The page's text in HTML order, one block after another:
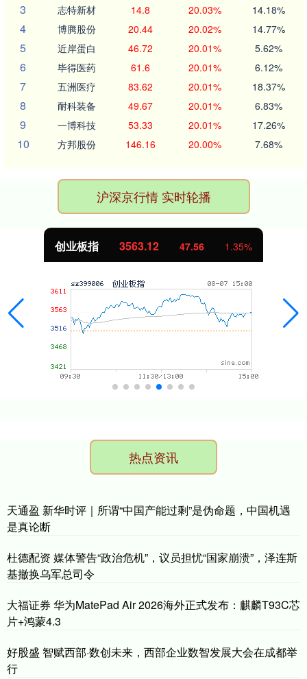
3 志特新材 14.8 20.03% 14.18%
4 博腾股份 20.44 20.02% 14.77%
5 近岸蛋白 46.72 20.01% 5.62%
6 毕得医药 61.6 20.01% 6.12%
7 五洲医疗 83.62 20.01% 18.37%
8 耐科装备 49.67 20.01% 6.83%
9 一博科技 53.33 20.01% 17.26%
10 方邦股份 146.16 20.00% 7.68%
沪深京行情 实时轮播
创业板指 3563.12 47.56 1.35%
热点资讯
天通盈 新华时评｜所谓“中国产能过剩”是伪命题，中国机遇
是真论断
杜德配资 媒体警告“政治危机”，议员担忧“国家崩溃”，泽连斯
基撤换乌军总司令
大福证券 华为MatePad Air 2026海外正式发布：麒麟T93C芯
片+鸿蒙4.3
好股盛 智赋西部·数创未来，西部企业数智发展大会在成都举
行